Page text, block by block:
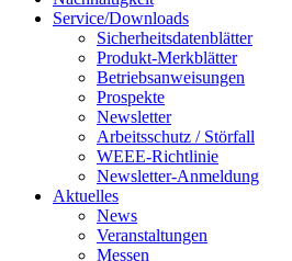
Service/Downloads
Sicherheitsdatenblätter
Produkt-Merkblätter
Betriebsanweisungen
Prospekte
Newsletter
Arbeitsschutz / Störfall
WEEE-Richtlinie
Newsletter-Anmeldung
Aktuelles
News
Veranstaltungen
Messen